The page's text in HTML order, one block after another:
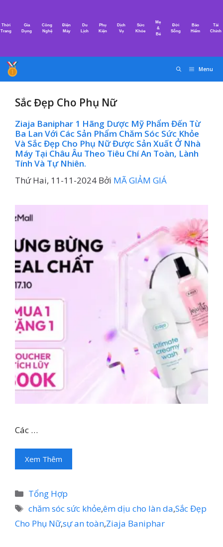
nội
Thời
Trang
Gia
Dụng
Công
Nghệ
Điện
Máy
Du
Lịch
Phụ
Kiện
Dịch
Vụ
Sức
Khỏe
Mẹ
&
Bé
Đời
Sống
Bảo
Hiểm
Tài
Chính
Menu
Sắc Đẹp Cho Phụ Nữ
Ziaja Baniphar 1 Hãng Dược Mỹ Phẩm Đến Từ
Ba Lan Với Các Sản Phẩm Chăm Sóc Sức Khỏe
Và Sắc Đẹp Cho Phụ Nữ Được Sản Xuất Ở Nhà
Máy Tại Châu Âu Theo Tiêu Chí An Toàn, Lành
Tính Và Tự Nhiên.
Thứ Hai, 11-11-2024 Bởi MÃ GIẢM GIÁ
Các …
Xem Thêm
Danh
mục
Tổng Hợp
Thẻ
chăm sóc sức khỏe,êm dịu cho làn da,Sắc Đẹp
Cho Phụ Nữ,sự an toàn,Ziaja Baniphar